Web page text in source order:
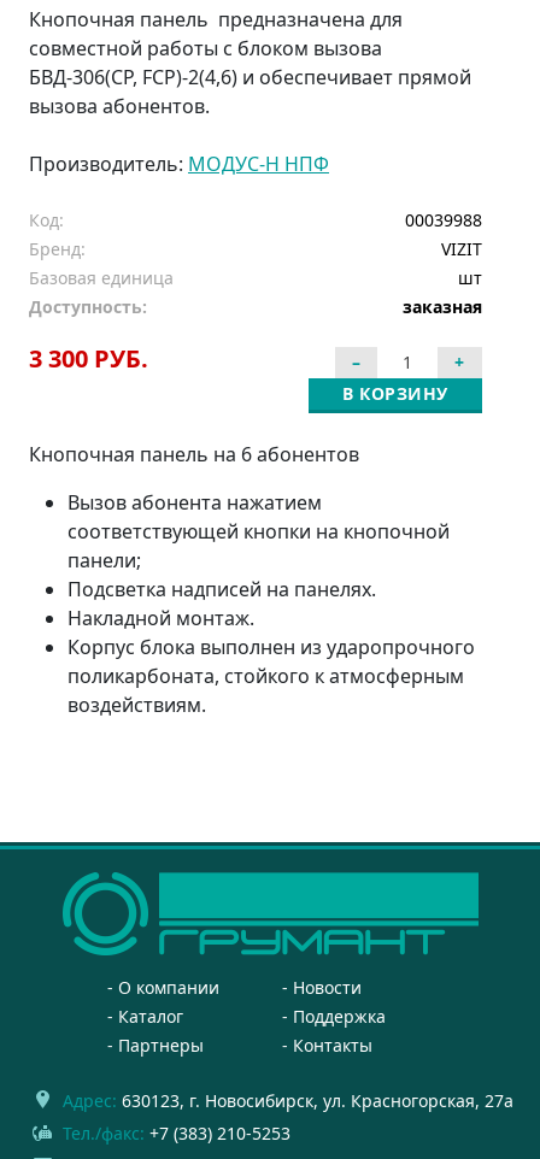
Кнопочная панель предназначена для
совместной работы с блоком вызова
БВД-306(CP, FCP)-2(4,6) и обеспечивает прямой
вызова абонентов.
Производитель: МОДУС-Н НПФ
Код:
00039988
Бренд:
VIZIT
Базовая единица
шт
Доступность:
заказная
3 300 РУБ.
В КОРЗИНУ
Кнопочная панель на 6 абонентов
Вызов абонента нажатием
соответствующей кнопки на кнопочной
панели;
Подсветка надписей на панелях.
Накладной монтаж.
Корпус блока выполнен из ударопрочного
поликарбоната, стойкого к атмосферным
воздействиям.
О компании
Новости
Каталог
Поддержка
Партнеры
Контакты
Адрес: 630123, г. Новосибирск, ул. Красногорская, 27а
Тел./факс: +7 (383) 210-5253